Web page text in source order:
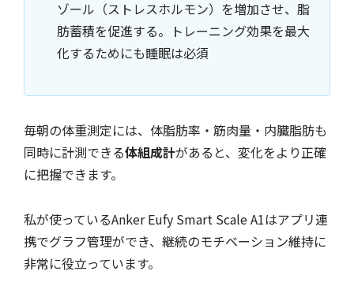
ゾール（ストレスホルモン）を増加させ、脂
肪蓄積を促進する。トレーニング効果を最大
化するためにも睡眠は必須
毎朝の体重測定には、体脂肪率・筋肉量・内臓脂肪も
同時に計測できる体組成計があると、変化をより正確
に把握できます。
私が使っているAnker Eufy Smart Scale A1はアプリ連
携でグラフ管理ができ、継続のモチベーション維持に
非常に役立っています。